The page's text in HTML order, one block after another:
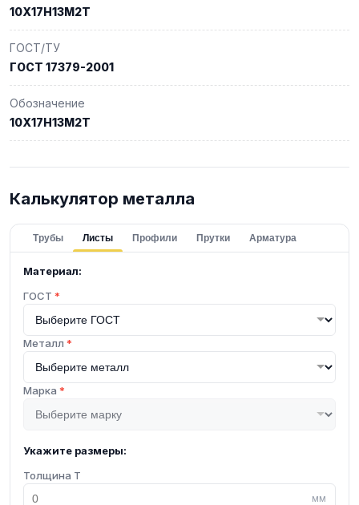
10Х17Н13М2Т
ГОСТ/ТУ
ГОСТ 17379-2001
Обозначение
10Х17Н13М2Т
Калькулятор металла
Трубы Листы Профили Прутки Арматура
Материал:
ГОСТ *
Металл *
Марка *
Укажите размеры:
Толщина T
мм